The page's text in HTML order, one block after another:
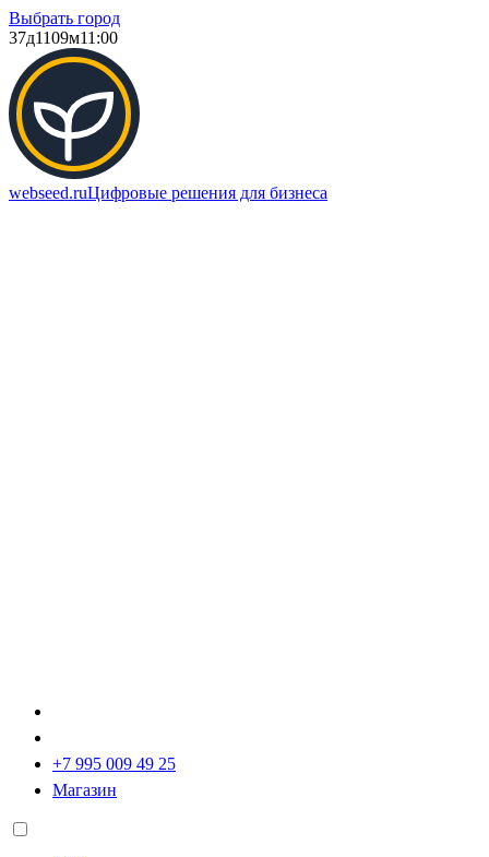
Выбрать город
37д1109м11:00
webseed.ruЦифровые решения для бизнеса
+7 995 009 49 25
Магазин